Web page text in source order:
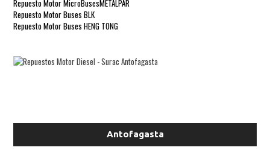
Repuesto Motor MicroBusesMETALPAR
Repuesto Motor Buses BLK
Repuesto Motor Buses HENG TONG
Antofagasta